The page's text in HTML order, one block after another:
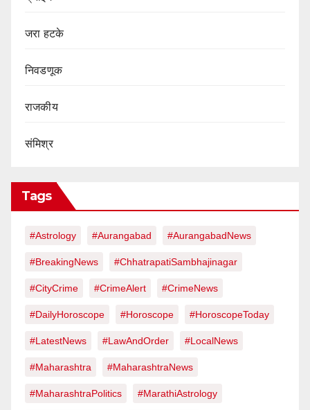
जरा हटके
निवडणूक
राजकीय
संमिश्र
Tags
#Astrology #Aurangabad #AurangabadNews
#BreakingNews #ChhatrapatiSambhajinagar
#CityCrime #CrimeAlert #CrimeNews
#DailyHoroscope #Horoscope #HoroscopeToday
#LatestNews #LawAndOrder #LocalNews
#Maharashtra #MaharashtraNews
#MaharashtraPolitics #MarathiAstrology